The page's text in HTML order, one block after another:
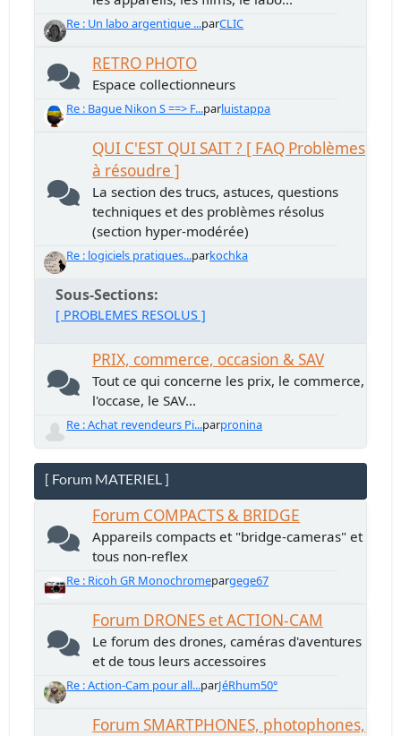
Re : Un labo argentique ...parCLIC
RETRO PHOTO
Espace collectionneurs
Re : Bague Nikon S ==> F...parluistappa
QUI C'EST QUI SAIT ? [ FAQ Problèmes
à résoudre ]
La section des trucs, astuces, questions
techniques et des problèmes résolus
(section hyper-modérée)
Re : logiciels pratiques...parkochka
Sous-Sections
[ PROBLEMES RESOLUS ]
PRIX, commerce, occasion & SAV
Tout ce qui concerne les prix, le commerce,
l'occase, le SAV...
Re : Achat revendeurs Pi...parpronina
[ Forum MATERIEL ]
Forum COMPACTS & BRIDGE
Appareils compacts et "bridge-cameras" et
tous non-reflex
Re : Ricoh GR Monochromepargege67
Forum DRONES et ACTION-CAM
Le forum des drones, caméras d'aventures
et de tous leurs accessoires
Re : Action-Cam pour all...parJéRhum50°
Forum SMARTPHONES, photophones,